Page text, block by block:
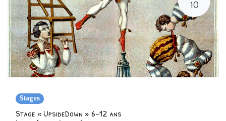
10
Stages
Stage « UpsideDown » 6-12 ans